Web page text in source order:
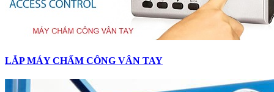
LẮP MÁY CHẤM CÔNG VÂN TAY